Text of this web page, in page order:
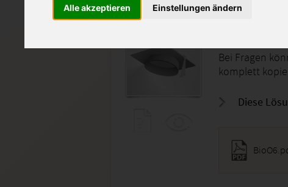
Alle akzeptieren Einstellungen ändern
Bei Fragen
komplett
Diese